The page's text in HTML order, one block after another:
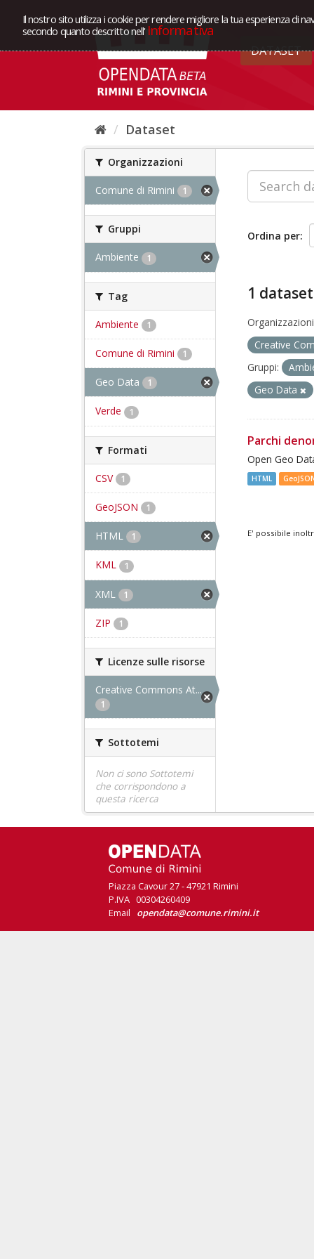
Il nostro sito utilizza i cookie per rendere migliore la tua esperienza di
secondo quanto descritto nell' Informativa
DATASET
Dataset
Organizzazioni
Comune di Rimini 1
Gruppi
Ambiente 1
Tag
Ambiente 1
Comune di Rimini 1
Geo Data 1
Verde 1
Formati
CSV 1
GeoJSON 1
HTML 1
KML 1
XML 1
ZIP 1
Licenze sulle risorse
Creative Commons At...
1
Sottotemi
Non ci sono Sottotemi
che corrispondono a
questa ricerca
Ordina per
1
Creative
Gruppi:
Geo Data
Parchi
Open Geo
HTML
E' possibile
Piazza Cavour 27 - 47921 Rimini
P.IVA 00304260409
Email opendata@comune.rimini.it